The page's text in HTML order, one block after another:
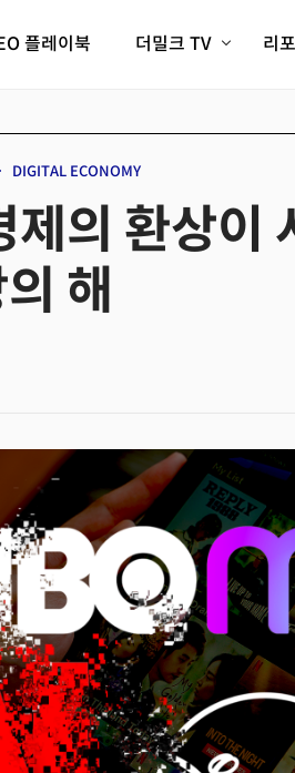
플레이북 더밀크 TV
크리스의 뉴욕 시그널
리
DIGITAL ECONOMY
제의 환상
해